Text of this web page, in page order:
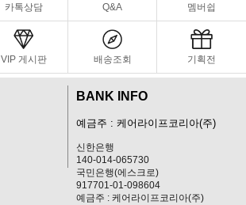
카톡상담 Q&A 멤버쉽
VIP 게시판 배송조회 기획전
BANK INFO
예금주 : 케어라이프코리아(주)
신한은행
140-014-065730
국민은행(에스크로)
917701-01-098604
예금주 : 케어라이프코리아(주)